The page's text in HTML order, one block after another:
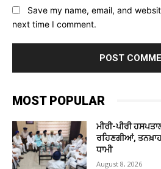
Save my name, email, and
next time I comment.
MOST POPULAR
ਮੀਰੀ-ਪੀਰੀ
ਰਹਿਣਗੀਆਂ,
ਧਾਮੀ
August 8, 2026